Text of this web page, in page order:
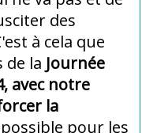
des
à cela que
de la Journée
avec notre
la
pour les